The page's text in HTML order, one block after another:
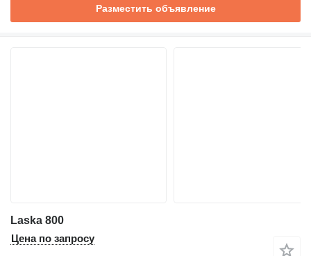
Разместить объявление
Laska 800
Цена по запросу